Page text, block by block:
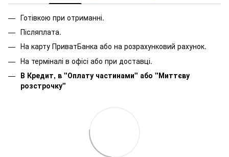
Готівкою при отриманні.
Післяплата.
На карту ПриватБанка або на розрахунковий рахунок.
На терміналі в офісі або при доставці.
В Кредит, в "Оплату частинами" або "Миттєву
розстрочку"